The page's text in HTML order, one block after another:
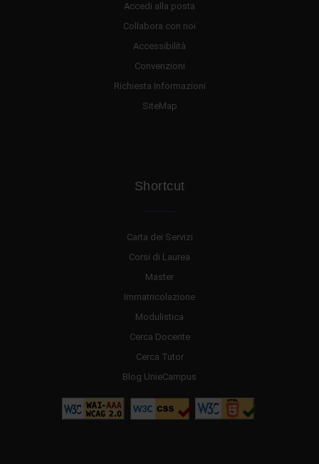
Accedi alla posta
Collabora con noi
Accessibilità
Convenzioni
Richiesta Informazioni
SiteMap
Shortcut
Carta dei Servizi
Corsi di Laurea
Master
Immatricolazione
Modulistica
Cerca Docente
Cerca Tutor
Blog UnieCampus